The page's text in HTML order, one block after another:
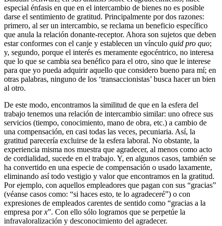
especial énfasis en que en el intercambio de bienes no es posible
darse el sentimiento de gratitud. Principalmente por dos razones:
primero, al ser un intercambio, se reclama un beneficio específico
que anula la relación donante-receptor. Ahora son sujetos que deben
estar conformes con el canje y establecen un vínculo quid pro quo;
y, segundo, porque el interés es meramente egocéntrico, no interesa
que lo que se cambia sea benéfico para el otro, sino que le interese
para que yo pueda adquirir aquello que considero bueno para mí; en
otras palabras, ninguno de los ‘transaccionistas’ busca hacer un bien
al otro.
De este modo, encontramos la similitud de que en la esfera del
trabajo tenemos una relación de intercambio similar: uno ofrece sus
servicios (tiempo, conocimiento, mano de obra, etc.) a cambio de
una compensación, en casi todas las veces, pecuniaria. Así, la
gratitud parecería excluirse de la esfera laboral. No obstante, la
experiencia misma nos muestra que agradecer, al menos como acto
de cordialidad, sucede en el trabajo. Y, en algunos casos, también se
ha convertido en una especie de compensación o usado laxamente,
eliminando así todo vestigio y valor que encontramos en la gratitud.
Por ejemplo, con aquellos empleadores que pagan con sus “gracias”
(véanse casos como: “si haces esto, te lo agradeceré”) o con
expresiones de empleados carentes de sentido como “gracias a la
empresa porx”. Con ello sólo logramos que se perpetúe la
infravaloralización y desconocimiento del agradecer.